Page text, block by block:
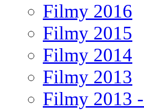
Filmy 2016
Filmy 2015
Filmy 2014
Filmy 2013
Filmy 2013 -